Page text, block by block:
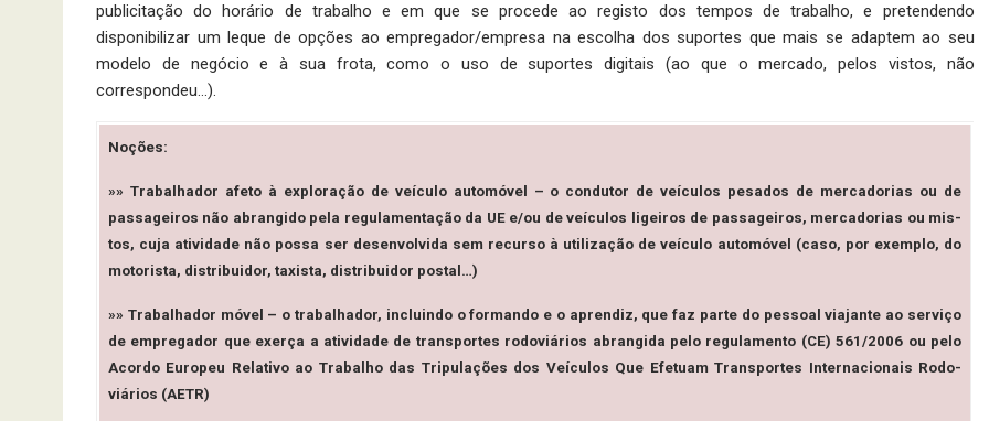
publicitação do horá­rio de trabalho e em que se procede ao registo dos tempos de trabalho, e pretendendo
disponibilizar um leque de opções ao em­pregador/empresa na escolha dos suportes que mais se adaptem ao seu
modelo de negócio e à sua frota, como o uso de suportes digitais (ao que o mercado, pelos vistos, não
correspondeu…).
Noções:
»» Trabalhador afeto à exploração de veículo automóvel – o condutor de veículos pesados de mercadorias ou de
passageiros não abrangido pela regulamentação da UE e/ou de veículos ligeiros de passageiros, mercadorias ou mis­
tos, cuja atividade não possa ser desenvolvida sem recurso à utilização de veículo automóvel (caso, por exemplo, do
mo­torista, distribuidor, taxista, distribuidor postal…)
»» Trabalhador móvel – o trabalhador, incluindo o for­mando e o aprendiz, que faz parte do pessoal viajante ao ser­viço
de empregador que exerça a atividade de transportes rodoviários abrangida pelo regulamento (CE) 561/2006 ou pelo
Acordo Europeu Relativo ao Trabalho das Tripulações dos Veículos Que Efetuam Transportes Internacionais Rodo­
viários (AETR)